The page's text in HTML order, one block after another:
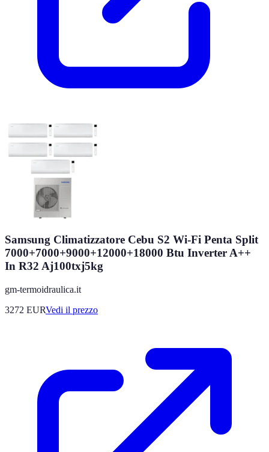
Samsung Climatizzatore Cebu S2 Wi-Fi Penta Split
7000+7000+9000+12000+18000 Btu Inverter A++
In R32 Aj100txj5kg
gm-termoidraulica.it
3272 EURVedi il prezzo